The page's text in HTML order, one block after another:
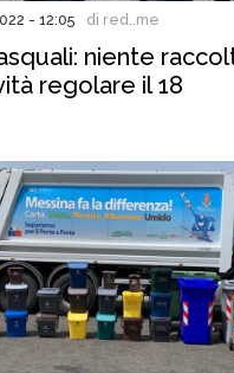
- 12:05 di red..me
niente
regolare il 18